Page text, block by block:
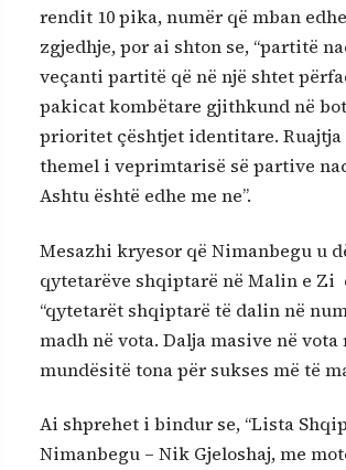
rendit 10 pika, numër që mban
zgjedhje, por ai shton se, “partitë
veçanti partitë që në një shtet
pakicat kombëtare gjithkund në
prioritet çështjet identitare. Ruajtja
themel i veprimtarisë së partive
Ashtu është edhe me ne”.
Mesazhi kryesor që Nimanbegu u
qytetarëve shqiptarë në Malin e Zi
“qytetarët shqiptarë të dalin në
madh në vota. Dalja masive në
mundësitë tona për sukses më të
Ai shprehet i bindur se, “Lista
Nimanbegu – Nik Gjeloshaj, me